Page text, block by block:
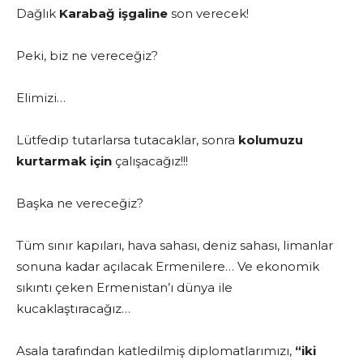
Dağlık Karabağ işgaline son verecek!
Peki, biz ne vereceğiz?
Elimizi…
Lütfedip tutarlarsa tutacaklar, sonra kolumuzu
kurtarmak için çalışacağız!!!
Başka ne vereceğiz?
Tüm sınır kapıları, hava sahası, deniz sahası, limanlar
sonuna kadar açılacak Ermenilere… Ve ekonomik
sıkıntı çeken Ermenistan’ı dünya ile
kucaklaştıracağız…
Asala tarafından katledilmiş diplomatlarımızı, “iki